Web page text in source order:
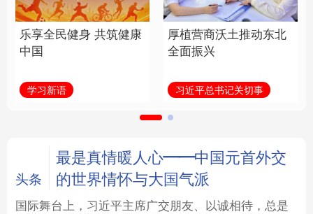
文化 书画 健康 军事
访谈 视频 图片 政务
学术中国 乡村振兴 银龄 溯源中国
城市 旅游 能源
乐享全民健身 共筑健康
中国
学习新语
厚植营商沃土推动东北
全面振兴
习近平总书记关切事
头条
最是真情暖人心——中国元首外交
的世界情怀与大国气派
国际舞台上，习近平主席广交朋友、以诚相待，总是